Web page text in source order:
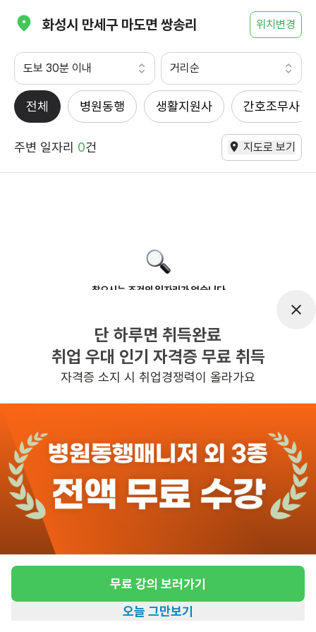
화성시 만세구 마도면 쌍송리 위치변경
도보 30분 이내 거리순
전체 병원동행 생활지원사 간호조무사
주변 일자리 0건 지도로 보기
찾으시는 조건의 일자리가 없습니다
반경 3KM 이내의 일자리 확인하기
단 하루면 취득완료
취업 우대 인기 자격증 무료 취득
자격증 소지 시 취업경쟁력이 올라가요
무료 강의 보러가기
오늘 그만보기